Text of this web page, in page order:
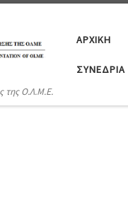
της Ο.Λ.Μ.Ε.
ΑΡΧΙΚΗ
ΣΥΝΈΔΡΙΑ